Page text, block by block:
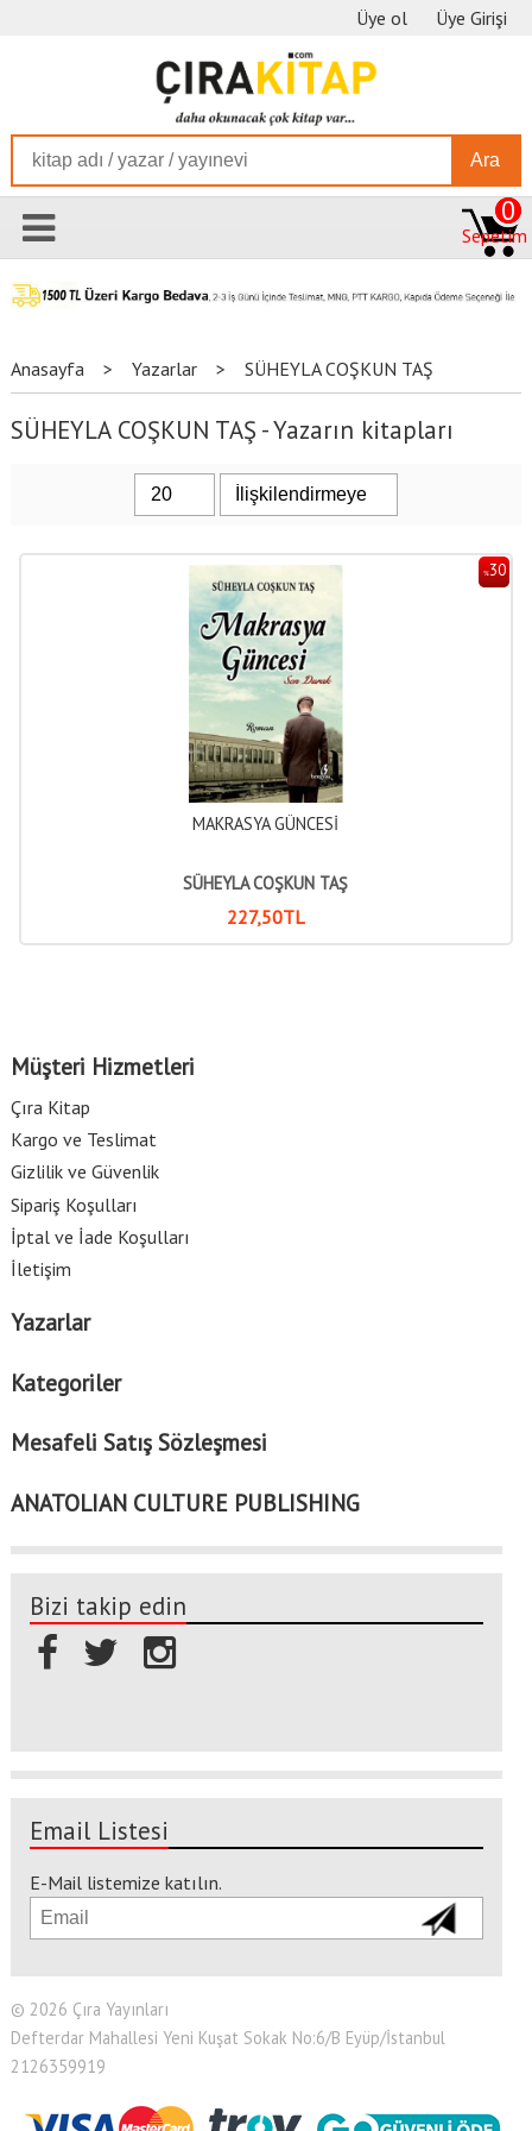
Üye ol Üye Girişi
Ara
Sepetim
0
Anasayfa > Yazarlar > SÜHEYLA COŞKUN TAŞ
SÜHEYLA COŞKUN TAŞ - Yazarın kitapları
%30
MAKRASYA GÜNCESİ
SÜHEYLA COŞKUN TAŞ
227,50TL
Müşteri Hizmetleri
Çıra Kitap
Kargo ve Teslimat
Gizlilik ve Güvenlik
Sipariş Koşulları
İptal ve İade Koşulları
İletişim
Yazarlar
Kategoriler
Mesafeli Satış Sözleşmesi
ANATOLIAN CULTURE PUBLISHING
Bizi takip edin
Email Listesi
E-Mail listemize katılın.
© 2026 Çıra Yayınları
Defterdar Mahallesi Yeni Kuşat Sokak No:6/B Eyüp/İstanbul
2126359919